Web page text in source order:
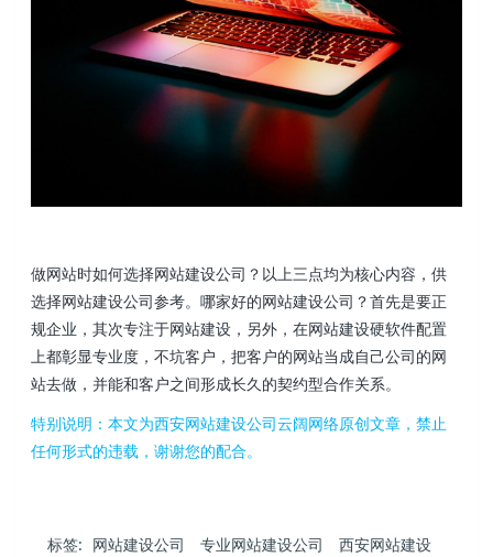
做网站时如何选择网站建设公司？以上三点均为核心内容，供
选择网站建设公司参考。哪家好的网站建设公司？首先是要正
规企业，其次专注于网站建设，另外，在网站建设硬软件配置
上都彰显专业度，不坑客户，把客户的网站当成自己公司的网
站去做，并能和客户之间形成长久的契约型合作关系。
特别说明：本文为西安网站建设公司云阔网络原创文章，禁止
任何形式的违载，谢谢您的配合。
标签: 网站建设公司 专业网站建设公司 西安网站建设